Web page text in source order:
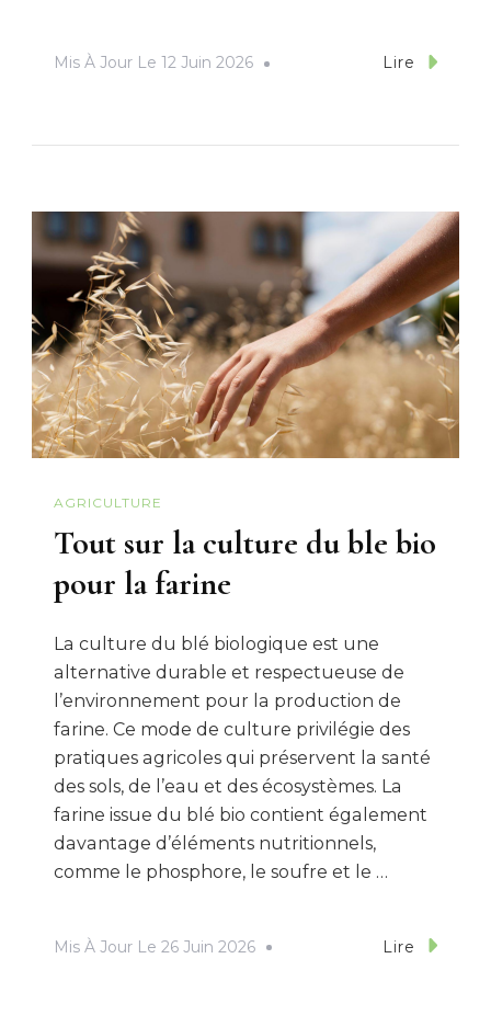
Mis À Jour Le 12 Juin 2026 Lire
AGRICULTURE
Tout sur la culture du ble bio
pour la farine
La culture du blé biologique est une
alternative durable et respectueuse de
l’environnement pour la production de
farine. Ce mode de culture privilégie des
pratiques agricoles qui préservent la santé
des sols, de l’eau et des écosystèmes. La
farine issue du blé bio contient également
davantage d’éléments nutritionnels,
comme le phosphore, le soufre et le …
Mis À Jour Le 26 Juin 2026 Lire